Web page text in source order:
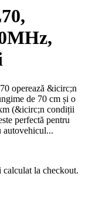
operează &icirc;n
de 70 cm și o
(&icirc;n condiții
perfectă pentru
autovehicul...
la checkout.